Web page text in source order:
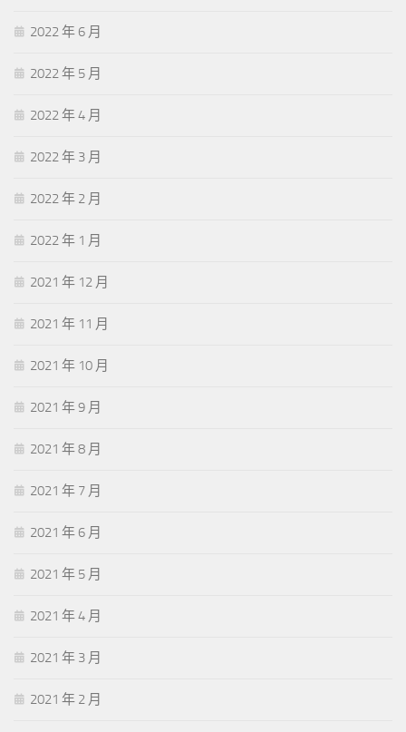
2022 年 6 月
2022 年 5 月
2022 年 4 月
2022 年 3 月
2022 年 2 月
2022 年 1 月
2021 年 12 月
2021 年 11 月
2021 年 10 月
2021 年 9 月
2021 年 8 月
2021 年 7 月
2021 年 6 月
2021 年 5 月
2021 年 4 月
2021 年 3 月
2021 年 2 月